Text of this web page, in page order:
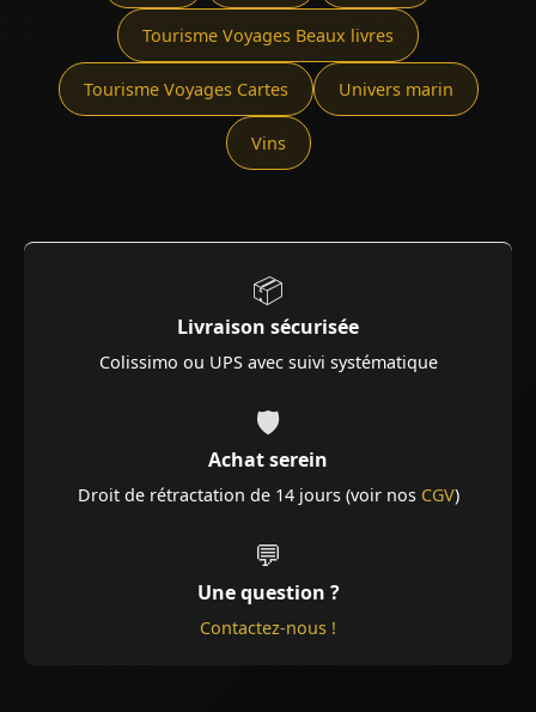
Tourisme Voyages Beaux livres
Tourisme Voyages Cartes Univers marin
Vins
📦
Livraison sécurisée
Colissimo ou UPS avec suivi systématique
🛡️
Achat serein
Droit de rétractation de 14 jours (voir nos CGV)
💬
Une question ?
Contactez-nous !